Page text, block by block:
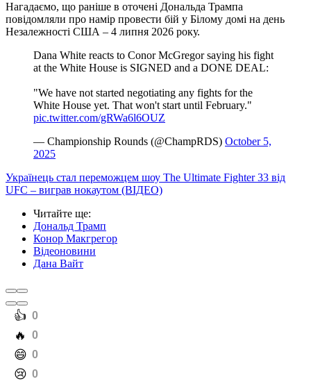
Нагадаємо, що раніше в оточені Дональда Трампа
повідомляли про намір провести бій у Білому домі на день
Незалежності США – 4 липня 2026 року.
Dana White reacts to Conor McGregor saying his fight
at the White House is SIGNED and a DONE DEAL:
"We have not started negotiating any fights for the
White House yet. That won't start until February."
pic.twitter.com/gRWa6l6OUZ
— Championship Rounds (@ChampRDS) October 5,
2025
Українець стал переможцем шоу The Ultimate Fighter 33 від
UFC – виграв нокаутом (ВІДЕО)
Читайте ще:
Дональд Трамп
Конор Макгрегор
Відеоновини
Дана Вайт
️👍 0
️🔥 0
️😄 0
️😢 0